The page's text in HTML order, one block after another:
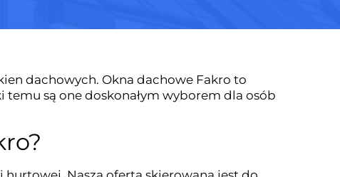
dachowych. Okna dachowe Fakro to
temu są one doskonałym wyborem dla osób